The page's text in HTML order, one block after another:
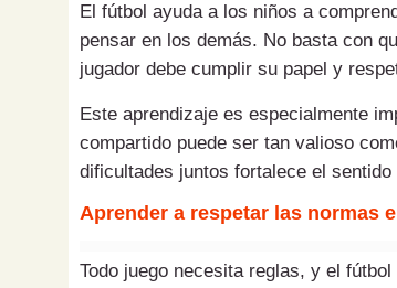
El fútbol ayuda a los niños a
pensar en los demás. No basta con
jugador debe cumplir su papel y
Este aprendizaje es especialmente
compartido puede ser tan valioso
dificultades juntos fortalece el
Aprender a respetar las normas
Todo juego necesita reglas, y el